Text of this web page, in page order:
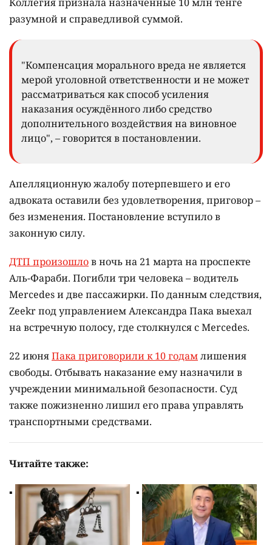
разумной и справедливой суммой.
"Компенсация морального вреда не является
мерой уголовной ответственности и не может
рассматриваться как способ усиления
наказания осуждённого либо средство
дополнительного воздействия на виновное
лицо", – говорится в постановлении.
Апелляционную жалобу потерпевшего и его
адвоката оставили без удовлетворения, приговор –
без изменения. Постановление вступило в
законную силу.
ДТП произошлов ночь на 21 марта на проспекте
Аль-Фараби. Погибли три человека – водитель
Mercedes и две пассажирки. По данным следствия,
Zeekr под управлением Александра Пака выехал
на встречную полосу, где столкнулся с Mercedes.
22 июняПака приговорили к 10 годамлишения
свободы. Отбывать наказание ему назначили в
учреждении минимальной безопасности. Суд
также пожизненно лишил его права управлять
транспортными средствами.
Читайте также: